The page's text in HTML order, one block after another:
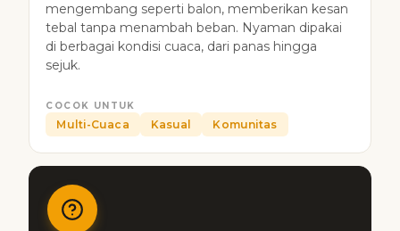
mengembang seperti balon, memberikan kesan
tebal tanpa menambah beban. Nyaman dipakai
di berbagai kondisi cuaca, dari panas hingga
sejuk.
COCOK UNTUK
Multi-Cuaca Kasual Komunitas